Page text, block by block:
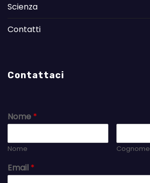
Scienza
Contatti
Contattaci
Nome *
Nome Cognome
Email *